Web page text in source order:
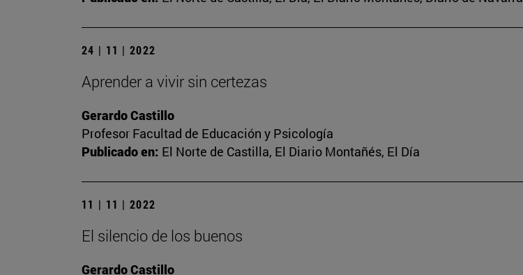
24 | 11 | 2022
Aprender a vivir sin certezas
Gerardo Castillo
Profesor Facultad de Educación y Psicología
Publicado en: El Norte de Castilla, El Diario Montañés, El Día
11 | 11 | 2022
El silencio de los buenos
Gerardo Castillo